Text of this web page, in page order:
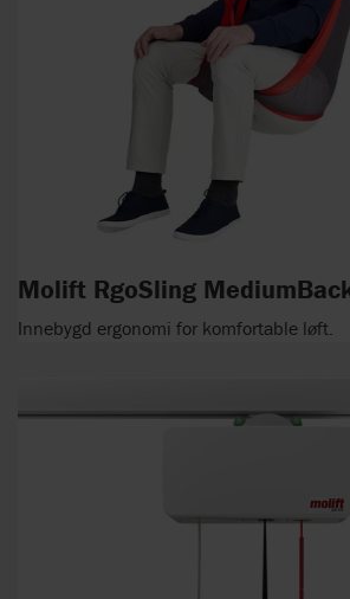
Molift RgoSling
Innebygd ergonomi for komfortable løft.